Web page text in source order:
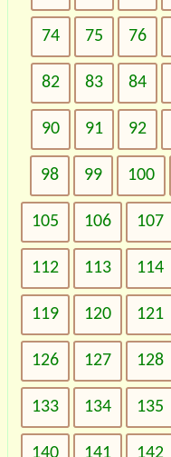
74 75 76
82 83 84
90 91 92
98 99 100
105 106 107
112 113 114
119 120 121
126 127 128
133 134 135
140 141 142